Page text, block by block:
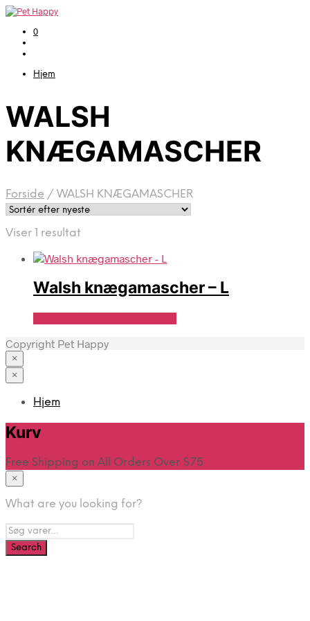
0
Hjem
WALSH
KNÆGAMASCHER
Forside / WALSH KNÆGAMASCHER
Viser 1 resultat
Walsh knægamascher – L
Copyright Pet Happy
×
×
Hjem
Kurv
Free Shipping on All Orders Over $75
×
What are you looking for?